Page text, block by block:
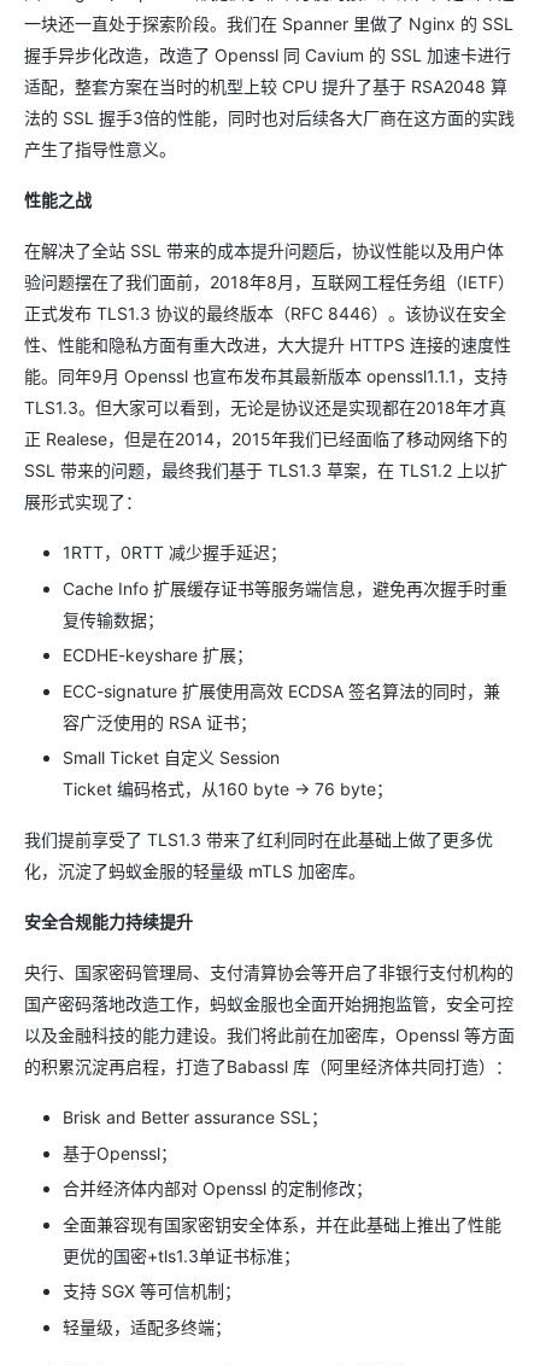
一块还一直处于探索阶段。我们在 Spanner 里做了 Nginx 的 SSL
握手异步化改造，改造了 Openssl 同 Cavium 的 SSL 加速卡进行
适配，整套方案在当时的机型上较 CPU 提升了基于 RSA2048 算
法的 SSL 握手3倍的性能，同时也对后续各大厂商在这方面的实践
产生了指导性意义。
性能之战
在解决了全站 SSL 带来的成本提升问题后，协议性能以及用户体
验问题摆在了我们面前，2018年8月，互联网工程任务组（IETF）
正式发布 TLS1.3 协议的最终版本（RFC 8446）。该协议在安全
性、性能和隐私方面有重大改进，大大提升 HTTPS 连接的速度性
能。同年9月 Openssl 也宣布发布其最新版本 openssl1.1.1，支持
TLS1.3。但大家可以看到，无论是协议还是实现都在2018年才真
正 Realese，但是在2014，2015年我们已经面临了移动网络下的
SSL 带来的问题，最终我们基于 TLS1.3 草案，在 TLS1.2 上以扩
展形式实现了：
1RTT，0RTT 减少握手延迟；
Cache Info 扩展缓存证书等服务端信息，避免再次握手时重
复传输数据；
ECDHE-keyshare 扩展；
ECC-signature 扩展使用高效 ECDSA 签名算法的同时，兼
容广泛使用的 RSA 证书；
Small Ticket 自定义 Session
Ticket 编码格式，从160 byte -> 76 byte；
我们提前享受了 TLS1.3 带来了红利同时在此基础上做了更多优
化，沉淀了蚂蚁金服的轻量级 mTLS 加密库。
安全合规能力持续提升
央行、国家密码管理局、支付清算协会等开启了非银行支付机构的
国产密码落地改造工作，蚂蚁金服也全面开始拥抱监管，安全可控
以及金融科技的能力建设。我们将此前在加密库，Openssl 等方面
的积累沉淀再启程，打造了Babassl 库（阿里经济体共同打造）：
Brisk and Better assurance SSL；
基于Openssl；
合并经济体内部对 Openssl 的定制修改；
全面兼容现有国家密钥安全体系，并在此基础上推出了性能
更优的国密+tls1.3单证书标准；
支持 SGX 等可信机制；
轻量级，适配多终端；